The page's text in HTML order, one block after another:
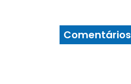
Comentários